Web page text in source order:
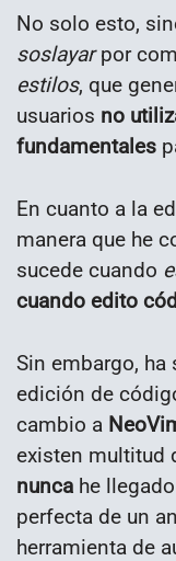
No solo esto,
soslayarpor
estilos, que
usuarios no
fundamentales
En cuanto a la
manera que he
sucede cuando
cuando edito
Sin embargo, ha
edición de
cambio a
existen multitud
nunca he
perfecta de un
herramienta de